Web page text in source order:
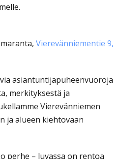
Vierevänniementie 9,
asiantuntijapuheenvuoroja
merkityksestä ja
Vierevänniemen
ja alueen kiehtovaan
perhe – luvassa on rentoa